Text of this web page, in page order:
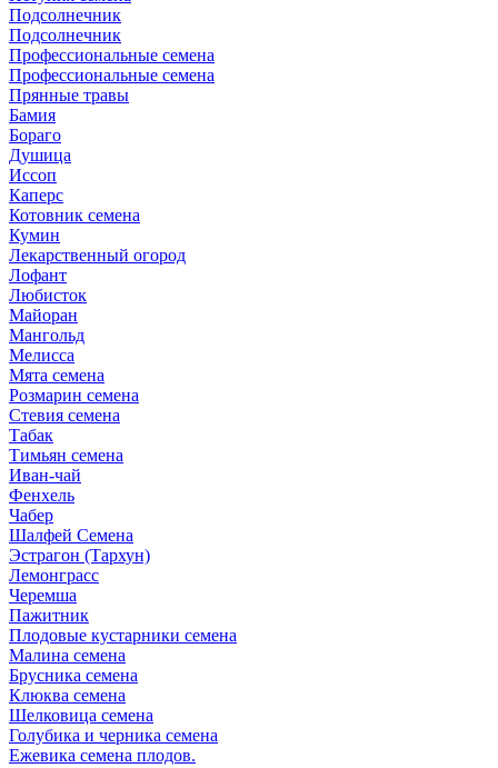
Подсолнечник
Подсолнечник
Профессиональные семена
Профессиональные семена
Прянные травы
Бамия
Бораго
Душица
Иссоп
Каперс
Котовник семена
Кумин
Лекарственный огород
Лофант
Любисток
Майоран
Мангольд
Мелисса
Мята семена
Розмарин семена
Стевия семена
Табак
Тимьян семена
Иван-чай
Фенхель
Чабер
Шалфей Семена
Эстрагон (Тархун)
Лемонграсс
Черемша
Пажитник
Плодовые кустарники семена
Малина семена
Брусника семена
Клюква семена
Шелковица семена
Голубика и черника семена
Ежевика семена плодов.